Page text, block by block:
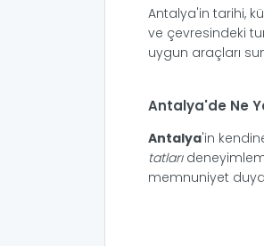
Antalya'in tarihi,
ve çevresindeki
uygun araçları
Antalya'de Ne
Antalya'in
tatları
memnuniyet